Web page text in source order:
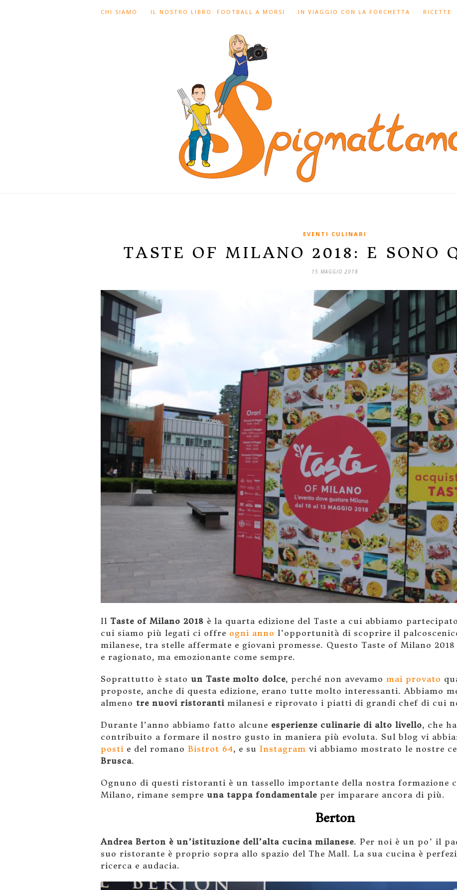
CHI SIAMO IL NOSTRO LIBRO: FOOTBALL A MORSI IN VIAGGIO CON LA FORCHETTA RICETTE
EVENTI CULINARI
TASTE OF MILANO 2018: E SONO
15 MAGGIO 2018
Il Taste of Milano 2018 è la quarta edizione del Taste a cui abbiamo
cui siamo più legati ci offre ogni anno l’opportunità di scoprire il
milanese, tra stelle affermate e giovani promesse. Questo Taste of Milano
e ragionato, ma emozionante come sempre.
Soprattutto è stato un Taste molto dolce, perché non avevamo mai provato
proposte, anche di questa edizione, erano tutte molto interessanti. Abbiamo
almeno tre nuovi ristoranti milanesi e riprovato i piatti di grandi chef di cui
Durante l’anno abbiamo fatto alcune esperienze culinarie di alto livello, che
contribuito a formare il nostro gusto in maniera più evoluta. Sul blog vi
posti e del romano Bistrot 64, e su Instagram vi abbiamo mostrato le nostre
Brusca.
Ognuno di questi ristoranti è un tassello importante della nostra formazione
Milano, rimane sempre una tappa fondamentale per imparare ancora di più.
Berton
Andrea Berton è un’istituzione dell’alta cucina milanese. Per noi è un po’ il
suo ristorante è proprio sopra allo spazio del The Mall. La sua cucina è
ricerca e audacia.